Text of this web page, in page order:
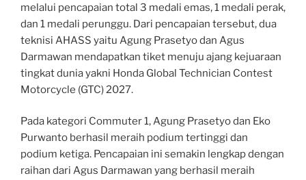
melalui pencapaian total 3 medali emas, 1 medali perak,
dan 1 medali perunggu. Dari pencapaian tersebut, dua
teknisi AHASS yaitu Agung Prasetyo dan Agus
Darmawan mendapatkan tiket menuju ajang kejuaraan
tingkat dunia yakni Honda Global Technician Contest
Motorcycle (GTC) 2027.
Pada kategori Commuter 1, Agung Prasetyo dan Eko
Purwanto berhasil meraih podium tertinggi dan
podium ketiga. Pencapaian ini semakin lengkap dengan
raihan dari Agus Darmawan yang berhasil meraih